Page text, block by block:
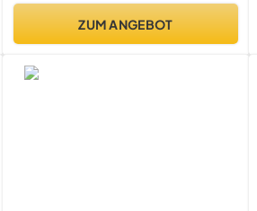
ZUM ANGEBOT